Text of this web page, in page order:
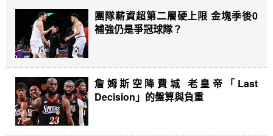
團隊薪資超第二層硬上限 金塊季後0
補強仍是爭冠球隊？
詹姆斯空降費城 老皇帝「Last
Decision」的盤算與負重